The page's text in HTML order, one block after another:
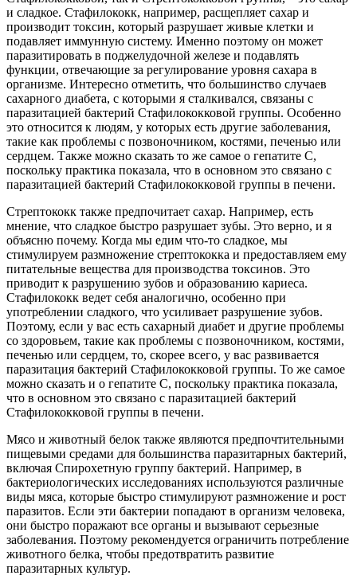
и сладкое. Стафилококк, например, расщепляет сахар и
производит токсин, который разрушает живые клетки и
подавляет иммунную систему. Именно поэтому он может
паразитировать в поджелудочной железе и подавлять
функции, отвечающие за регулирование уровня сахара в
организме. Интересно отметить, что большинство случаев
сахарного диабета, с которыми я сталкивался, связаны с
паразитацией бактерий Стафилококковой группы. Особенно
это относится к людям, у которых есть другие заболевания,
такие как проблемы с позвоночником, костями, печенью или
сердцем. Также можно сказать то же самое о гепатите С,
поскольку практика показала, что в основном это связано с
паразитацией бактерий Стафилококковой группы в печени.
Стрептококк также предпочитает сахар. Например, есть
мнение, что сладкое быстро разрушает зубы. Это верно, и я
объясню почему. Когда мы едим что-то сладкое, мы
стимулируем размножение стрептококка и предоставляем ему
питательные вещества для производства токсинов. Это
приводит к разрушению зубов и образованию кариеса.
Стафилококк ведет себя аналогично, особенно при
употреблении сладкого, что усиливает разрушение зубов.
Поэтому, если у вас есть сахарный диабет и другие проблемы
со здоровьем, такие как проблемы с позвоночником, костями,
печенью или сердцем, то, скорее всего, у вас развивается
паразитация бактерий Стафилококковой группы. То же самое
можно сказать и о гепатите С, поскольку практика показала,
что в основном это связано с паразитацией бактерий
Стафилококковой группы в печени.
Мясо и животный белок также являются предпочтительными
пищевыми средами для большинства паразитарных бактерий,
включая Спирохетную группу бактерий. Например, в
бактериологических исследованиях используются различные
виды мяса, которые быстро стимулируют размножение и рост
паразитов. Если эти бактерии попадают в организм человека,
они быстро поражают все органы и вызывают серьезные
заболевания. Поэтому рекомендуется ограничить потребление
животного белка, чтобы предотвратить развитие
паразитарных культур.